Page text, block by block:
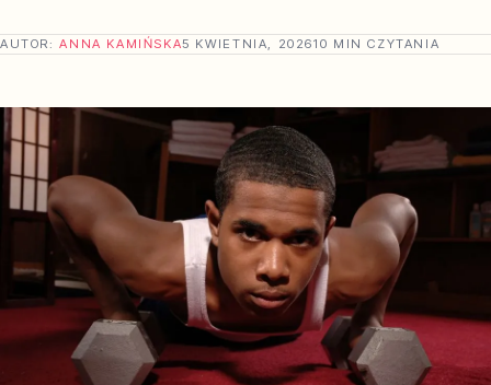
AUTOR:ANNA KAMIŃSKA5 KWIETNIA, 202610 MIN CZYTANIA